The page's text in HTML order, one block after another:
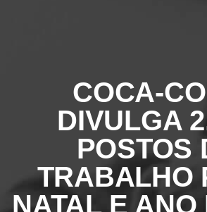
COCA-
DIVULGA
POSTOS
TRABALHO
NATAL E ANO